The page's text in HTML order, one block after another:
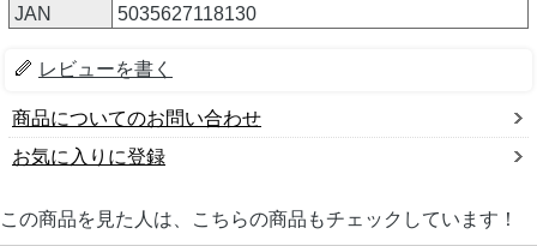
JAN
5035627118130
レビューを書く
商品についてのお問い合わせ
お気に入りに登録
この商品を見た人は、こちらの商品もチェックしています！